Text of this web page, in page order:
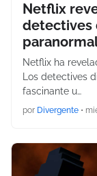
Netflix
detectives
Netflix ha
Los detectives
fascinante u…
por Divergente •